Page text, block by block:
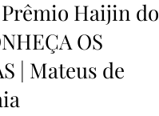
Haijin do
OS
| Mateus de